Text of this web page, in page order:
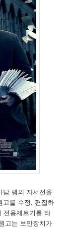
담 랭의 자서전을
고를 수정, 편집하
전용제트기를 타
고는 보안장치가